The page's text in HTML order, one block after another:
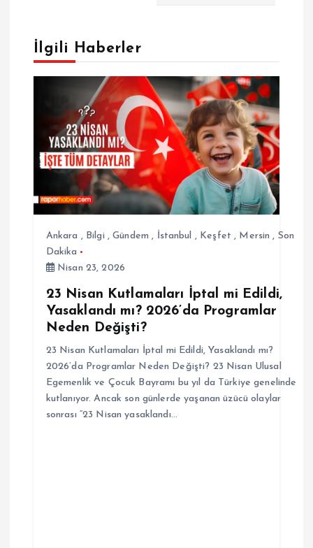
e
n
m
İlgili Haberler
Ankara , Bilgi ,Gündem , İstanbul , Keşfet , Mersin , Son
Dakika
Nisan 23, 2026
23 Nisan Kutlamaları İptal mi Edildi,
Yasaklandı mı? 2026’da Programlar
Neden Değişti?
23 Nisan Kutlamaları İptal mi Edildi, Yasaklandı mı?
2026’da Programlar Neden Değişti? 23 Nisan Ulusal
Egemenlik ve Çocuk Bayramı bu yıl da Türkiye genelinde
kutlanıyor. Ancak son günlerde yaşanan üzücü olaylar
sonrası “23 Nisan yasaklandı…